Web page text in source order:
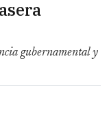
gubernamental y